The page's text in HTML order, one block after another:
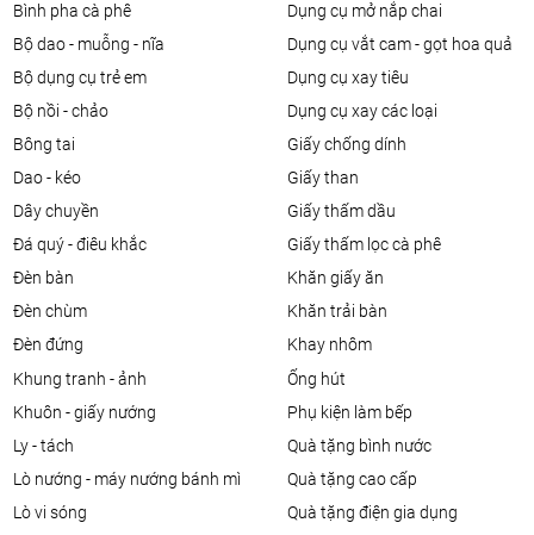
bình pha cà phê
bộ dao - muỗng - nĩa
bộ dụng cụ trẻ em
bộ nồi - chảo
bông tai
dao - kéo
dây chuyền
đá quý - điêu khắc
đèn bàn
đèn chùm
đèn đứng
dụng cụ mở nắp chai
dụng cụ vắt cam - gọt hoa quả
dụng cụ xay tiêu
dụng cụ xay các loại
giấy chống dính
giấy than
giấy thấm dầu
giấy thấm lọc cà phê
khăn giấy ăn
khăn trải bàn
khay nhôm
khung tranh - ảnh
khuôn - giấy nướng
ly - tách
lò nướng - máy nướng bánh mì
lò vi sóng
ống hút
phụ kiện làm bếp
quà tặng bình nước
quà tặng cao cấp
quà tặng điện gia dụng